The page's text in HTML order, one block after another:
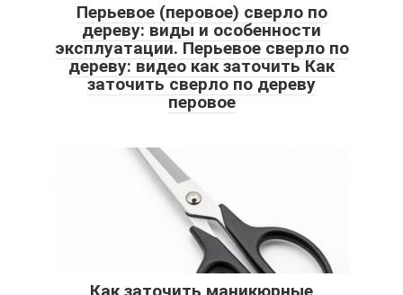
Перьевое (перовое) сверло по
дереву: виды и особенности
эксплуатации. Перьевое сверло по
дереву: видео как заточить Как
заточить сверло по дереву
перовое
Как заточить маникюрные